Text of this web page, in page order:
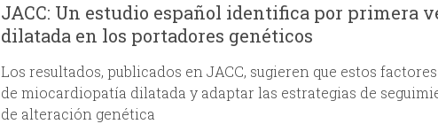
JACC: Un estudio español identifica por primera
dilatada en los portadores genéticos
Los resultados, publicados en JACC, sugieren que estos
de miocardiopatía dilatada y adaptar las estrategias de
de alteración genética